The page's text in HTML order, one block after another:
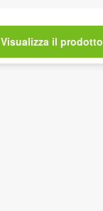
Visualizza il prodotto